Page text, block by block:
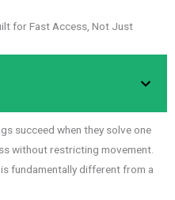
for Fast Access, Not Just
succeed when they solve one
without restricting movement.
fundamentally different from a